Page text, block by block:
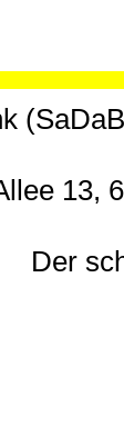
13,
Der